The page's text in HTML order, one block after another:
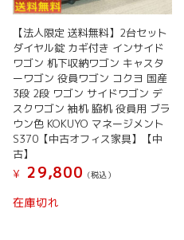
【法人限定 送料無料】2台セット
ダイヤル錠 カギ付き インサイド
ワゴン 机下収納ワゴン キャスタ
ーワゴン 役員ワゴン コクヨ 国産
3段 2段 ワゴン サイドワゴン デ
スクワゴン 袖机 脇机 役員用 ブラ
ウン色 KOKUYO マネージメント
S370【中古オフィス家具】【中
古】
¥ 29,800 (税込）
在庫切れ